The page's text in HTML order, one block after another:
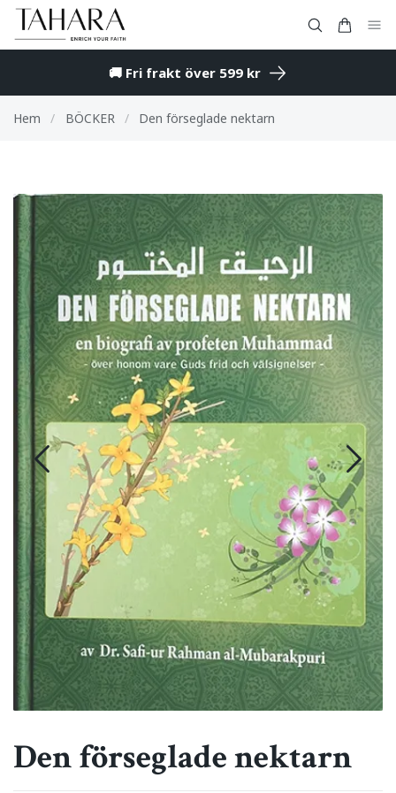
🚚 Fri frakt över 599 kr
Hem / BÖCKER / Den förseglade nektarn
Den förseglade nektarn